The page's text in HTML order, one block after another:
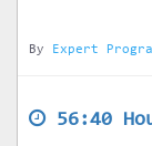
By Expert
56:40